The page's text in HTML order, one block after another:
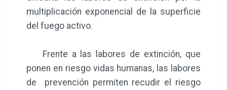
multiplicación exponencial de la superficie
del fuego activo.
Frente a las labores de extinción, que
ponen en riesgo vidas humanas, las labores
de prevención permiten recudir el riesgo